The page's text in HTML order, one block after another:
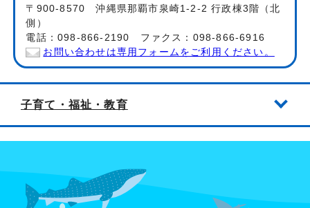
〒900-8570 沖縄県那覇市泉崎1-2-2 行政棟3階（北
側）
電話：098-866-2190 ファクス：098-866-6916
お問い合わせは専用フォームをご利用ください。
子育て・福祉・教育